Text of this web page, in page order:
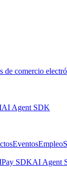
de comercio
AI Agent SDK
EventosEmpleo
Pay SDKAI Agent